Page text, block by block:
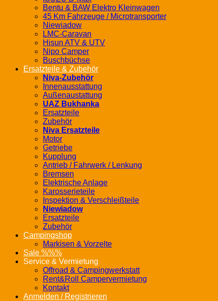
Bentu & BAW Elektro Kleinwagen
45 Km Fahrzeuge / Microtransporter
Niewiadow
LMC-Caravan
Hisun ATV & UTV
Nipo Camper
Buschbüchse
Ersatzteile & Zubehör
Niva-Zubehör
Innenausstattung
Außenaustattung
UAZ Bukhanka
Ersatzteile
Zubehör
Niva Ersatzteile
Motor
Getriebe
Kupplung
Antrieb / Fahrwerk / Lenkung
Bremsen
Elektrische Anlage
Karosserieteile
Inspektion & Verschleißteile
Niewiadow
Ersatzteile
Zubehör
Campingshop
Markisen & Vorzelte
Sale %%%
Service & Vermietung
Offroad & Campingwerkstatt
Rent&Roll Campervermietung
Kontakt
Anmelden / Registrieren